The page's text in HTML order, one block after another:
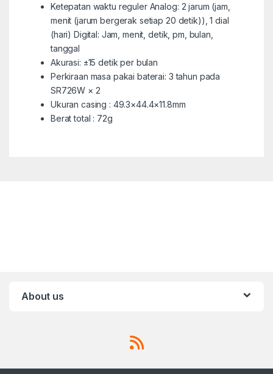
Ketepatan waktu reguler Analog: 2 jarum (jam,
menit (jarum bergerak setiap 20 detik)), 1 dial
(hari) Digital: Jam, menit, detik, pm, bulan,
tanggal
Akurasi: ±15 detik per bulan
Perkiraan masa pakai baterai: 3 tahun pada
SR726W × 2
Ukuran casing : 49.3×44.4×11.8mm
Berat total : 72g
About us